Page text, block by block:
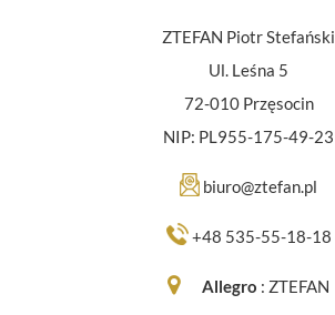
ZTEFAN Piotr Stefański
Ul. Leśna 5
72-010 Przęsocin
NIP: PL955-175-49-23
biuro@ztefan.pl
+48 535-55-18-18
Allegro : ZTEFAN